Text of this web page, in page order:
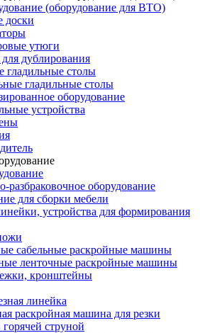
(оборудование для ВТО)
доски
утюги
для дублирования
гладильные столы
гладильные столы
оборудование
устройства
разбраковочное оборудование
для сборки мебели
устройства для формирования
сабельные раскройные машины
ленточные раскройные машины
кронштейны
линейка
раскройная машина для резки
струной